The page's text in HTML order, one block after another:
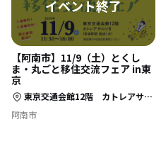
【阿南市】11/9（土）とくし
ま・丸ごと移住交流フェア in東
京
東京交通会館12階 カトレアサロンB（東京都千代田区有楽町2－10－1）
阿南市